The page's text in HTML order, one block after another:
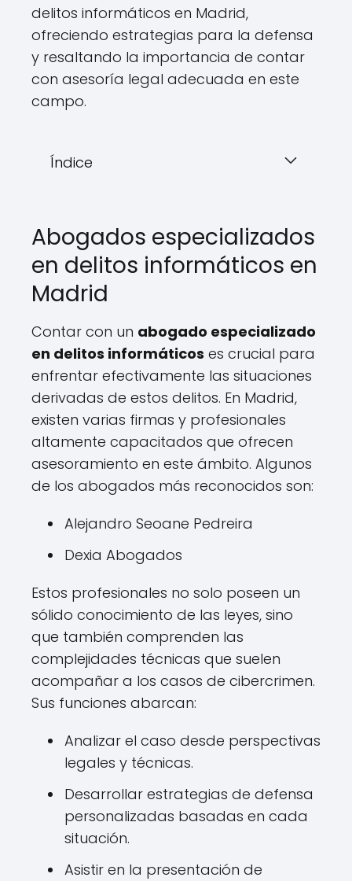
delitos informáticos en Madrid,
ofreciendo estrategias para la defensa
y resaltando la importancia de contar
con asesoría legal adecuada en este
campo.
Índice
Abogados especializados
en delitos informáticos en
Madrid
Contar con un abogado especializado
en delitos informáticos es crucial para
enfrentar efectivamente las situaciones
derivadas de estos delitos. En Madrid,
existen varias firmas y profesionales
altamente capacitados que ofrecen
asesoramiento en este ámbito. Algunos
de los abogados más reconocidos son:
Alejandro Seoane Pedreira
Dexia Abogados
Estos profesionales no solo poseen un
sólido conocimiento de las leyes, sino
que también comprenden las
complejidades técnicas que suelen
acompañar a los casos de cibercrimen.
Sus funciones abarcan:
Analizar el caso desde perspectivas
legales y técnicas.
Desarrollar estrategias de defensa
personalizadas basadas en cada
situación.
Asistir en la presentación de